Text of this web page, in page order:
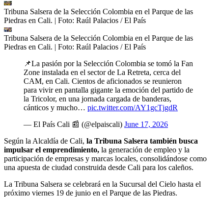
Tribuna Salsera de la Selección Colombia en el Parque de las
Piedras en Cali. | Foto: Raúl Palacios / El País
Tribuna Salsera de la Selección Colombia en el Parque de las
Piedras en Cali. | Foto: Raúl Palacios / El País
📌La pasión por la Selección Colombia se tomó la Fan
Zone instalada en el sector de La Retreta, cerca del
CAM, en Cali. Cientos de aficionados se reunieron
para vivir en pantalla gigante la emoción del partido de
la Tricolor, en una jornada cargada de banderas,
cánticos y mucho… pic.twitter.com/AY1gcTjgdR
— El País Cali 📰 (@elpaiscali) June 17, 2026
Según la Alcaldía de Cali, la Tribuna Salsera también busca
impulsar el emprendimiento, la generación de empleo y la
participación de empresas y marcas locales, consolidándose como
una apuesta de ciudad construida desde Cali para los caleños.
La Tribuna Salsera se celebrará en la Sucursal del Cielo hasta el
próximo viernes 19 de junio en el Parque de las Piedras.